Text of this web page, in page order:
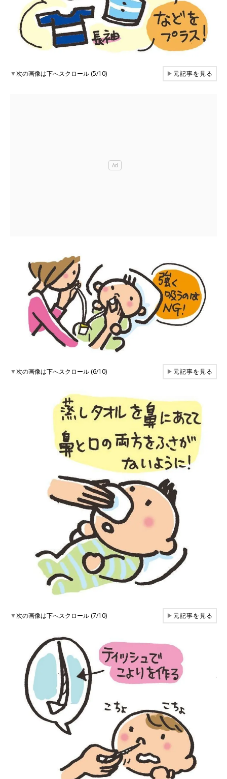
▼次の画像は下へスクロール (5/10) ▶元記事を見る
▼次の画像は下へスクロール (6/10) ▶元記事を見る
▼次の画像は下へスクロール (7/10) ▶元記事を見る